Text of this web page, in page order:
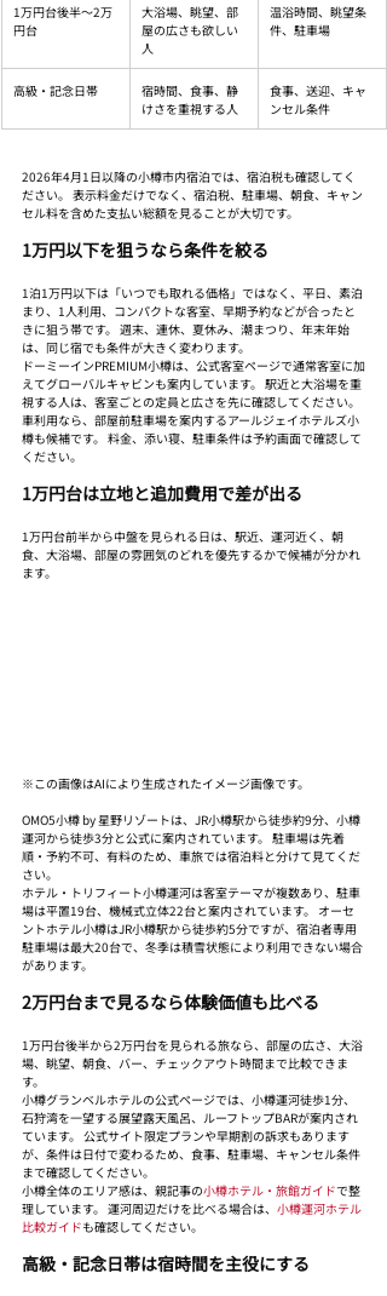
1万円台後半〜2万
円台
大浴場、眺望、部
屋の広さも欲しい
人
温浴時間、眺望条
件、駐車場
高級・記念日帯
宿時間、食事、静
けさを重視する人
食事、送迎、キャ
ンセル条件
2026年4月1日以降の小樽市内宿泊では、宿泊税も確認してく
ださい。 表示料金だけでなく、宿泊税、駐車場、朝食、キャン
セル料を含めた支払い総額を見ることが大切です。
1万円以下を狙うなら条件を絞る
1泊1万円以下は「いつでも取れる価格」ではなく、平日、素泊
まり、1人利用、コンパクトな客室、早期予約などが合ったと
きに狙う帯です。 週末、連休、夏休み、潮まつり、年末年始
は、同じ宿でも条件が大きく変わります。
ドーミーインPREMIUM小樽は、公式客室ページで通常客室に加
えてグローバルキャビンも案内しています。 駅近と大浴場を重
視する人は、客室ごとの定員と広さを先に確認してください。
車利用なら、部屋前駐車場を案内するアールジェイホテルズ小
樽も候補です。 料金、添い寝、駐車条件は予約画面で確認して
ください。
1万円台は立地と追加費用で差が出る
1万円台前半から中盤を見られる日は、駅近、運河近く、朝
食、大浴場、部屋の雰囲気のどれを優先するかで候補が分かれ
ます。
※この画像はAIにより生成されたイメージ画像です。
OMO5小樽 by 星野リゾートは、JR小樽駅から徒歩約9分、小樽
運河から徒歩3分と公式に案内されています。 駐車場は先着
順・予約不可、有料のため、車旅では宿泊料と分けて見てくだ
さい。
ホテル・トリフィート小樽運河は客室テーマが複数あり、駐車
場は平置19台、機械式立体22台と案内されています。 オーセ
ントホテル小樽はJR小樽駅から徒歩約5分ですが、宿泊者専用
駐車場は最大20台で、冬季は積雪状態により利用できない場合
があります。
2万円台まで見るなら体験価値も比べる
1万円台後半から2万円台を見られる旅なら、部屋の広さ、大浴
場、眺望、朝食、バー、チェックアウト時間まで比較できま
す。
小樽グランベルホテルの公式ページでは、小樽運河徒歩1分、
石狩湾を一望する展望露天風呂、ルーフトップBARが案内され
ています。 公式サイト限定プランや早期割の訴求もあります
が、条件は日付で変わるため、食事、駐車場、キャンセル条件
まで確認してください。
小樽全体のエリア感は、親記事の小樽ホテル・旅館ガイドで整
理しています。 運河周辺だけを比べる場合は、 小樽運河ホテル
比較ガイドも確認してください。
高級・記念日帯は宿時間を主役にする